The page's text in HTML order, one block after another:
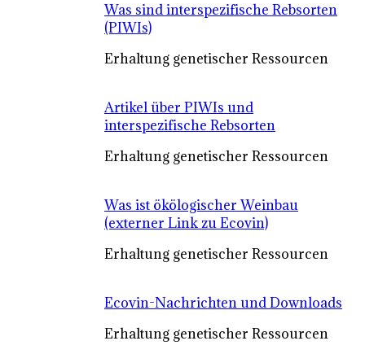
Was sind interspezifische Rebsorten
(PIWIs)
Erhaltung genetischer Ressourcen
Artikel über PIWIs und
interspezifische Rebsorten
Erhaltung genetischer Ressourcen
Was ist ökölogischer Weinbau
(externer Link zu Ecovin)
Erhaltung genetischer Ressourcen
Ecovin-Nachrichten und Downloads
Erhaltung genetischer Ressourcen